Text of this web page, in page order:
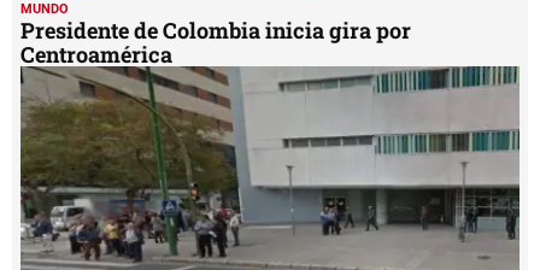
MUNDO
Presidente de Colombia inicia gira por
Centroamérica